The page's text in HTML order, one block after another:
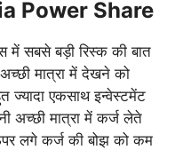
Power Share
सबसे बड़ी रिस्क की बात
मात्रा में देखने को
ज्यादा एकसाथ इन्वेस्टमेंट
अच्छी मात्रा में कर्ज लेते
लगे कर्ज की बोझ को कम